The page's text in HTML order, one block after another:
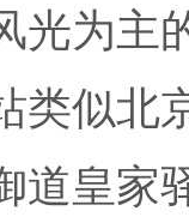
光为主
类似北
道皇家